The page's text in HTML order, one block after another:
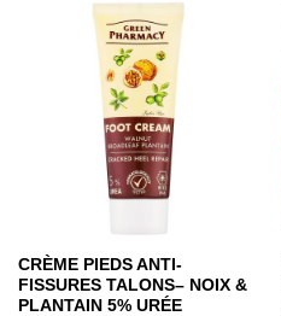
CRÈME PIEDS ANTI-
FISSURES TALONS– NOIX &
PLANTAIN 5% URÉE